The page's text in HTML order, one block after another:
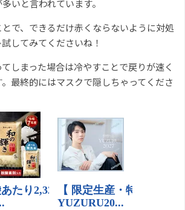
いと言われています。
で、できるだけ赤くならないように対処
してみてくださいね！
しまった場合は冷やすことで戻りが速く
最終的にはマスクで隠しちゃってくださ